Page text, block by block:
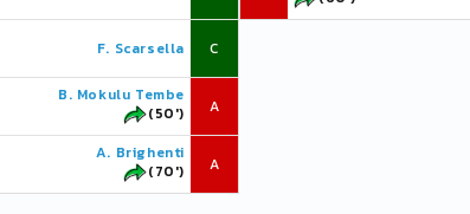
F. Scarsella C
B. Mokulu Tembe
(50')
A
A. Brighenti
(70')
A